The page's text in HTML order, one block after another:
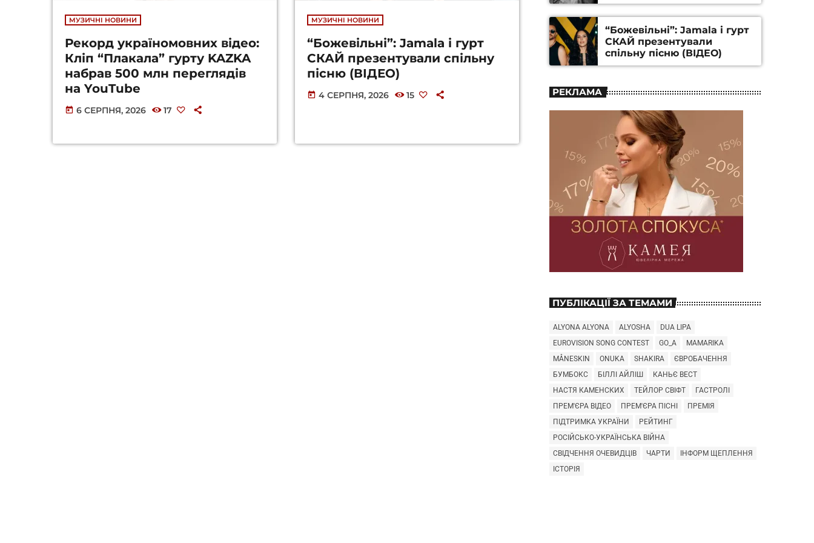
МУЗИЧНІ НОВИНИ
Рекорд україномовних відео:
Кліп “Плакала” гурту KAZKA
набрав 500 млн переглядів
на YouTube
today 6 СЕРПНЯ, 2026 17
МУЗИЧНІ НОВИНИ
“Божевільні”: Jamala і гурт
СКАЙ презентували спільну
пісню (ВІДЕО)
today 4 СЕРПНЯ, 2026 15
Станіслава Гуренка та
Андрія Алфьорова (ВІДЕО)
“Божевільні”: Jamala і гурт
СКАЙ презентували
спільну пісню (ВІДЕО)
РЕКЛАМА
ПУБЛІКАЦІЇ ЗА ТЕМАМИ
ALYONA ALYONA ALYOSHA
DUA LIPA
EUROVISION SONG CONTEST
GO_A
MAMARIKA
MÅNESKIN
ONUKA SHAKIRA
ЄВРОБАЧЕННЯ
БУМБОКС
БІЛЛІ АЙЛІШ
КАНЬЄ ВЕСТ
НАСТЯ КАМЕНСКИХ
ТЕЙЛОР СВІФТ
ГАСТРОЛІ
ПРЕМ'ЄРА ВІДЕО
ПРЕМ'ЄРА ПІСНІ
ПРЕМІЯ
ПІДТРИМКА УКРАЇНИ
РЕЙТИНГ
РОСІЙСЬКО-УКРАЇНСЬКА ВІЙНА
СВІДЧЕННЯ ОЧЕВИДЦІВ
ЧАРТИ
ІНФОРМ ЩЕПЛЕННЯ
ІСТОРІЯ